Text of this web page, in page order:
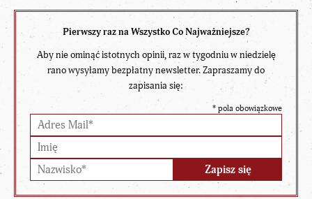
Pierwszy raz na Wszystko Co Najważniejsze?
Aby nie ominąć istotnych opinii, raz w tygodniu w niedzielę
rano wysyłamy bezpłatny newsletter. Zapraszamy do
zapisania się:
* pola obowiązkowe